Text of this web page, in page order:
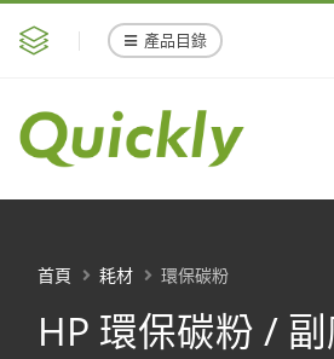
產品目錄
HP 環保碳粉 /
首頁 耗材 環保碳粉